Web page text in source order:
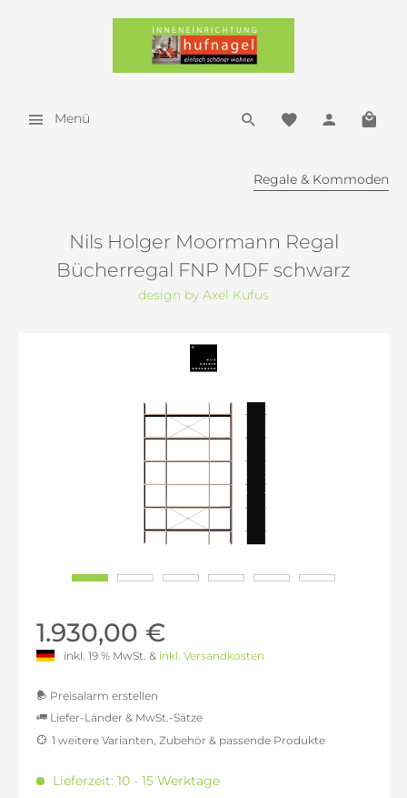
Menü
Regale & Kommoden
Nils Holger Moormann Regal
Bücherregal FNP MDF schwarz
design by Axel Kufus
1.930,00 €
inkl. 19 % MwSt. & inkl. Versandkosten
Preisalarm erstellen
Liefer-Länder & MwSt.-Sätze
inkl. 16% MwSt.: 1.881,34 €
inkl. 20% MwSt.: 1.946,22 €
1 weitere Varianten, Zubehör & passende Produkte
Lieferzeit: 10 - 15 Werktage